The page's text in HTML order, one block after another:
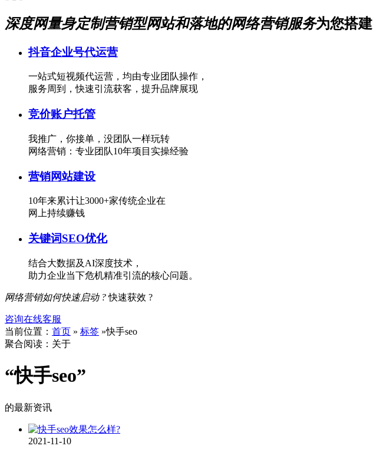
深度网量身定制营销型网站和落地的网络营销服务为您搭建
抖音企业号代运营
一站式短视频代运营，均由专业团队操作，
服务周到，快速引流获客，提升品牌展现
竞价账户托管
我推广，你接单，没团队一样玩转
网络营销：专业团队10年项目实操经验
营销网站建设
10年来累计让3000+家传统企业在
网上持续赚钱
关键词SEO优化
结合大数据及AI深度技术，
助力企业当下危机精准引流的核心问题。
网络营销如何快速启动 ?快速获效 ?
咨询在线客服
当前位置： 首页 » 标签 »快手seo
聚合阅读：关于
“快手seo”
的最新资讯
2021-11-10